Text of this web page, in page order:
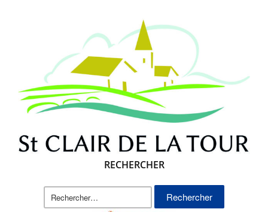
RECHERCHER
Rechercher :